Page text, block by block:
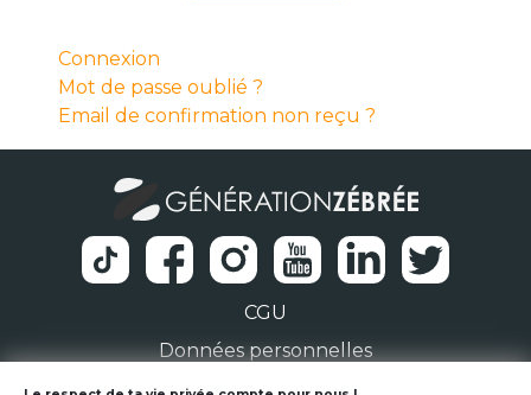
Connexion
Mot de passe oublié ?
Email de confirmation non reçu ?
CGU
Données personnelles